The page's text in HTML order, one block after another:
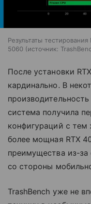
Результаты
5060
источник:
После установки
кардинально. В
система получила
конфигураций с
более мощная RTX
преимущества из-за
со стороны
TrashBench уже не